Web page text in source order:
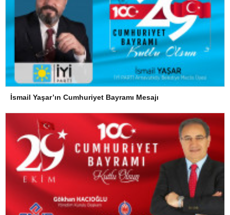
İsmail Yaşar’ın Cumhuriyet Bayramı Mesajı